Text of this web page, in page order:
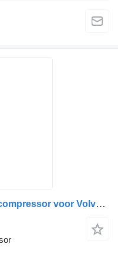
Compresor AC airconditioner compressor voor Volvo SD7H15 24V R134a vrachtwagen